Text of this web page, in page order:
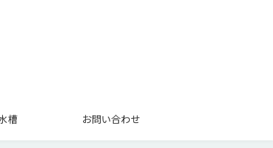
槽 お問い合わせ